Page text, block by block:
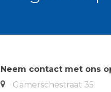
De keuken staat in open
vloerverwarming.
1e Verdieping: Vanaf de
Neem contact met ons
Gamerschestraat 35